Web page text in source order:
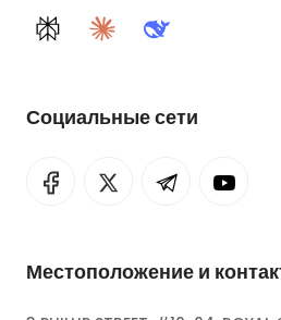
PerplexityClaudeDeepSeek
Социальные сети
Местоположение и